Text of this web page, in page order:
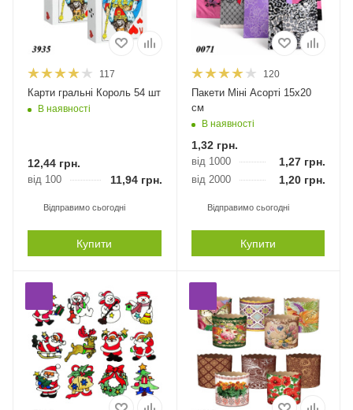
117
Карти гральні Король 54 шт
В наявності
12,44 грн.
від 100 11,94грн.
Відправимо сьогодні
Купити
120
Пакети Міні Асорті 15х20
см
В наявності
1,32грн.
від 1000 1,27 грн.
від 2000 1,20 грн.
Відправимо сьогодні
Купити